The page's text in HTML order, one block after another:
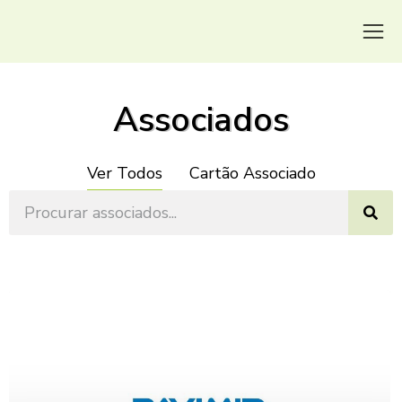
Associados
Ver Todos Cartão Associado